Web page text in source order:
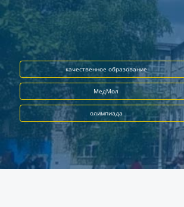
качественное образование
МедМол
олимпиада